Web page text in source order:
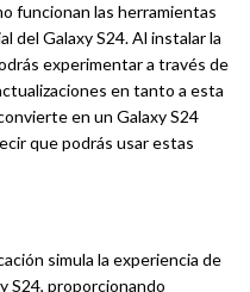
funcionan las herramientas
del Galaxy S24.Al instalar la
experimentar a través de
en tanto a esta
en un Galaxy S24
que podrás usar estas
simula la experiencia de
S24, proporcionando